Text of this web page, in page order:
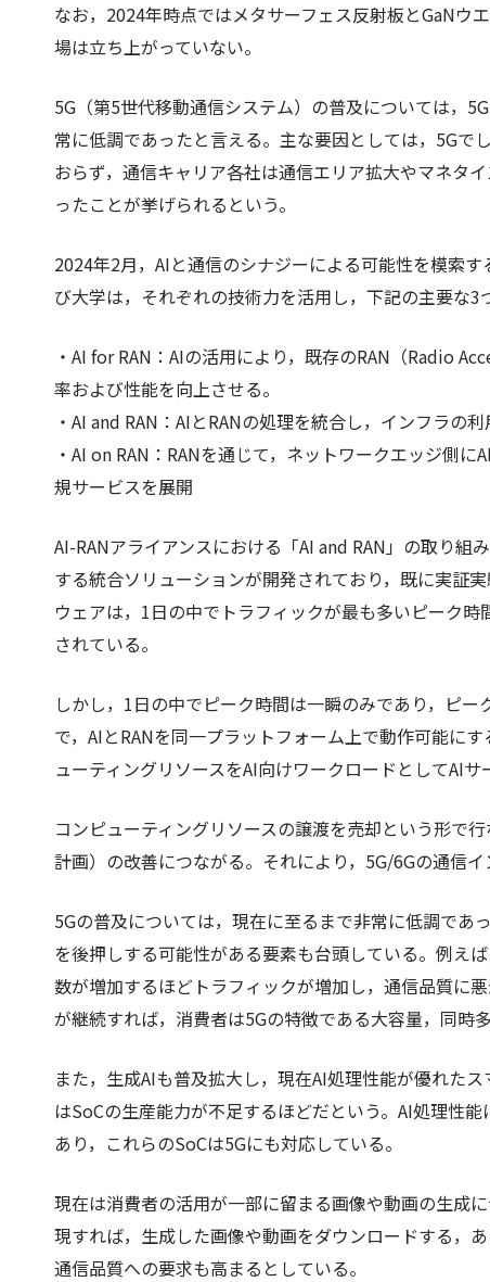
なお，2024年時点ではメタサーフェス反射板とGaNウ
場は立ち上がっていない。
​5G（第5世代移動通信システム）の普及については，
常に低調であったと言える。主な要因としては，5Gで
おらず，通信キャリア各社は通信エリア拡大やマネタ
ったことが挙げられるという。
2024年2月，AIと通信のシナジーによる可能性を模索
び大学は，それぞれの技術力を活用し，下記の主要な3
・AI for RAN：AIの活用により，既存のRAN（Radio
率および性能を向上させる。
・AI and RAN：AIとRANの処理を統合し，インフラの
・AI on RAN：RANを通じて，ネットワークエッジ側
規サービスを展開​
AI-RANアライアンスにおける「AI and RAN」の取り組
する統合ソリューションが開発されており，既に実証
ウェアは，1日の中でトラフィックが最も多いピーク
されている。
しかし，1日の中でピーク時間は一瞬のみであり，ピ
で，AIとRANを同一プラットフォーム上で動作可能に
ューティングリソースをAI向けワークロードとしてAI
コンピューティングリソースの譲渡を売却という形で
計画）の改善につながる。それにより，5G/6Gの通信
5Gの普及については，現在に至るまで非常に低調で
を後押しする可能性がある要素も台頭している。例え
数が増加するほどトラフィックが増加し，通信品質に
が継続すれば，消費者は5Gの特徴である大容量，同時
また，生成AIも普及拡大し，現在AI処理性能が優れた
はSoCの生産能力が不足するほどだという。AI処理性
あり，これらのSoCは5Gにも対応している。
現在は消費者の活用が一部に留まる画像や動画の生成
現すれば，生成した画像や動画をダウンロードする，
通信品質への要求も高まるとしている。